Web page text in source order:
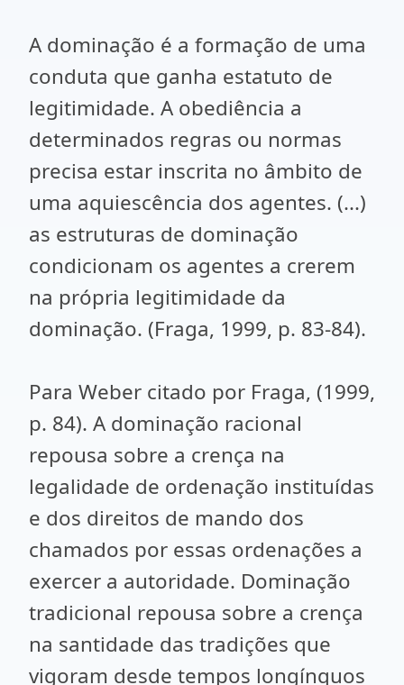
A dominação é a formação de uma
conduta que ganha estatuto de
legitimidade. A obediência a
determinados regras ou normas
precisa estar inscrita no âmbito de
uma aquiescência dos agentes. (...)
as estruturas de dominação
condicionam os agentes a crerem
na própria legitimidade da
dominação. (Fraga, 1999, p. 83-84).
Para Weber citado por Fraga, (1999,
p. 84). A dominação racional
repousa sobre a crença na
legalidade de ordenação instituídas
e dos direitos de mando dos
chamados por essas ordenações a
exercer a autoridade. Dominação
tradicional repousa sobre a crença
na santidade das tradições que
vigoram desde tempos longínquos